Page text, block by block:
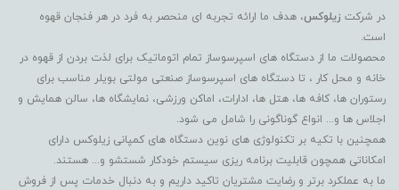
در شرکت زیلوکس، هدف ما ارائه تجربه ای منحصر به فرد در هر فنجان قهوه
است.
محصولات ما از دستگاه های اسپرسوساز تمام اتوماتیک برای لذت بردن از قهوه در
خانه و محل کار ، تا دستگاه های اسپرسوساز صنعتی مولتی بویلر مناسب برای
رستوران ها، کافه ها، هتل ها، ادارات، اماکن ورزشی، نمایشگاه ها، سالن همایش و
اجلاس ها و... انواع گوناگونی را شامل می شود.
همچنین با تکیه بر تکنولوژی های نوین دستگاه های کمپانی زیلوکس دارای
امکاناتی همچون قابلیت برنامه ریزی سیستم خودکار شستشو و... هستند.
ما به عملکرد برتر و رضایت مشتریان تاکید داریم و به دنبال خدمات پس از فروش